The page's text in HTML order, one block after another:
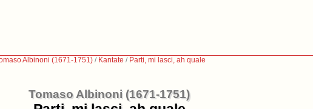
Albinoni (1671-1751) / Kantate / Parti, mi lasci, ah quale
Tomaso Albinoni (1671-1751)